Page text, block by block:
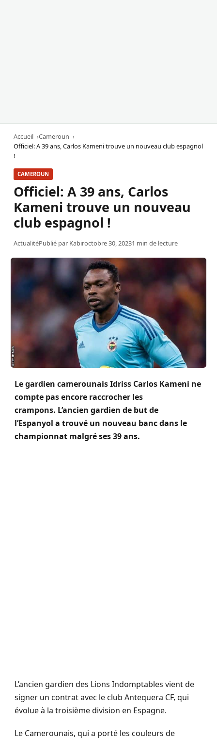
Accueil
Cameroun
Officiel: A 39 ans, Carlos Kameni trouve un nouveau club espagnol
!
CAMEROUN
Officiel: A 39 ans, Carlos
Kameni trouve un nouveau
club espagnol !
ActualitéPublié par Kabiroctobre 30, 20231 min de lecture
Le gardien camerounais Idriss Carlos Kameni ne
compte pas encore raccrocher les
crampons. L’ancien gardien de but de
l’Espanyol a trouvé un nouveau banc dans le
championnat malgré ses 39 ans.
L’ancien gardien des Lions Indomptables vient de
signer un contrat avec le club Antequera CF, qui
évolue à la troisième division en Espagne.
Le Camerounais, qui a porté les couleurs de